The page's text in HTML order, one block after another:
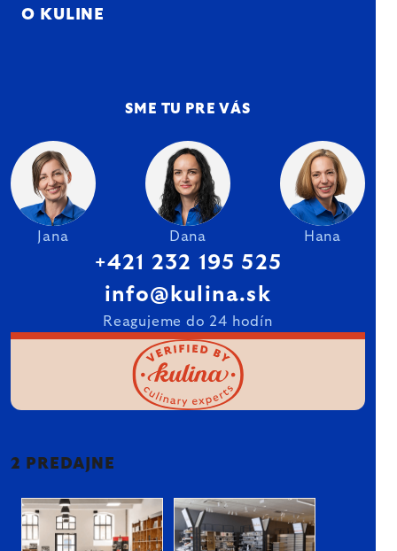
O KULINE
SME TU PRE VÁS
Jana Dana Hana
+421 232 195 525
info@kulina.sk
Reagujeme do 24 hodín
2 PREDAJNE